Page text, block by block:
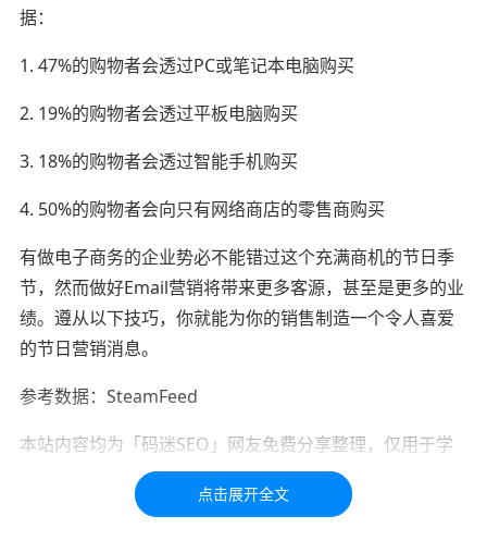
据：
1. 47%的购物者会透过PC或笔记本电脑购买
2. 19%的购物者会透过平板电脑购买
3. 18%的购物者会透过智能手机购买
4. 50%的购物者会向只有网络商店的零售商购买
有做电子商务的企业势必不能错过这个充满商机的节日季
节，然而做好Email营销将带来更多客源，甚至是更多的业
绩。遵从以下技巧，你就能为你的销售制造一个令人喜爱
的节日营销消息。
参考数据：SteamFeed
本站内容均为「码迷SEO」网友免费分享整理，仅用于学
习交流，如有疑问，请联系我们48小时处理！！！！